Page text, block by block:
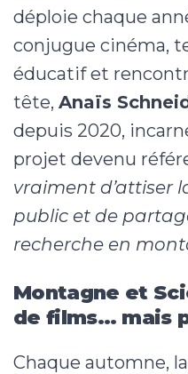
déploie chaque
conjugue cinéma,
éducatif et
tête,Anaïs
depuis 2020,
projet devenu
vraiment d’attiser
public et de
recherche en
Montagne et
de films… mais
Chaque automne,